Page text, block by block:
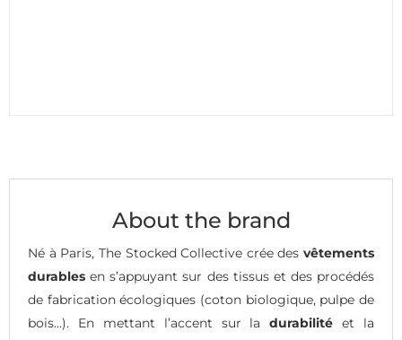
About the brand
Né à Paris, The Stocked Collective crée des vêtements
durables en s’appuyant sur des tissus et des procédés
de fabrication écologiques (coton biologique, pulpe de
bois…). En mettant l’accent sur ladurabilité et la